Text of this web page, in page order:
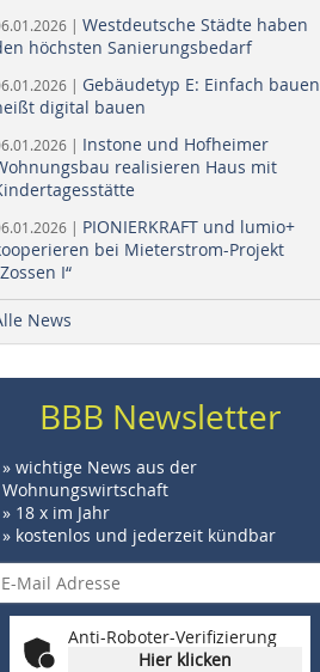
| Westdeutsche Städte haben
höchsten Sanierungsbedarf
| Gebäudetyp E: Einfach bauen
digital bauen
| Instone und Hofheimer
realisieren Haus mit
| PIONIERKRAFT und lumio+
bei Mieterstrom-Projekt
I“
News
BBB Newsletter
» wichtige News aus der
Wohnungswirtschaft
» 18 x im Jahr
» kostenlos und jederzeit kündbar
Anti-Roboter-Verifizierung
Hier klicken